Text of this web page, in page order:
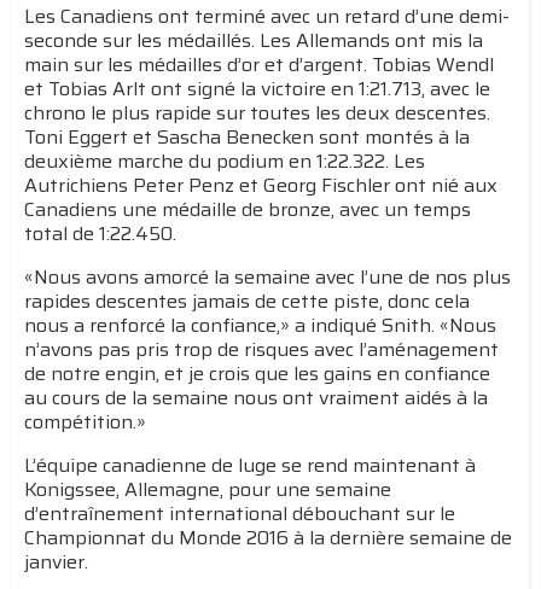
Les Canadiens ont terminé avec un retard d’une demi-
seconde sur les médaillés. Les Allemands ont mis la
main sur les médailles d’or et d’argent. Tobias Wendl
et Tobias Arlt ont signé la victoire en 1:21.713, avec le
chrono le plus rapide sur toutes les deux descentes.
Toni Eggert et Sascha Benecken sont montés à la
deuxième marche du podium en 1:22.322. Les
Autrichiens Peter Penz et Georg Fischler ont nié aux
Canadiens une médaille de bronze, avec un temps
total de 1:22.450.
«Nous avons amorcé la semaine avec l’une de nos plus
rapides descentes jamais de cette piste, donc cela
nous a renforcé la confiance,» a indiqué Snith. «Nous
n’avons pas pris trop de risques avec l’aménagement
de notre engin, et je crois que les gains en confiance
au cours de la semaine nous ont vraiment aidés à la
compétition.»
L’équipe canadienne de luge se rend maintenant à
Konigssee, Allemagne, pour une semaine
d’entraînement international débouchant sur le
Championnat du Monde 2016 à la dernière semaine de
janvier.